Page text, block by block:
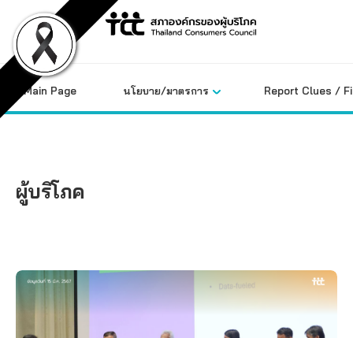
content
Main Page นโยบาย/มาตรการ Report Clues /
ผู้บริโภค